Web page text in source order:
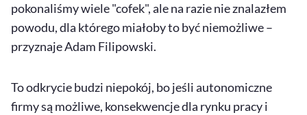
pokonaliśmy wiele "cofek", ale na razie nie znalazłem
powodu, dla którego miałoby to być niemożliwe –
przyznaje Adam Filipowski.
To odkrycie budzi niepokój, bo jeśli autonomiczne
firmy są możliwe, konsekwencje dla rynku pracy i